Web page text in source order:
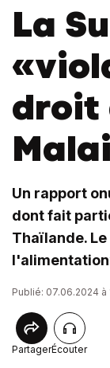
La
droit
Un rapport
dont fait
Thaïlande.
Publié: 07.06.2024 à
PartagerÉcouter